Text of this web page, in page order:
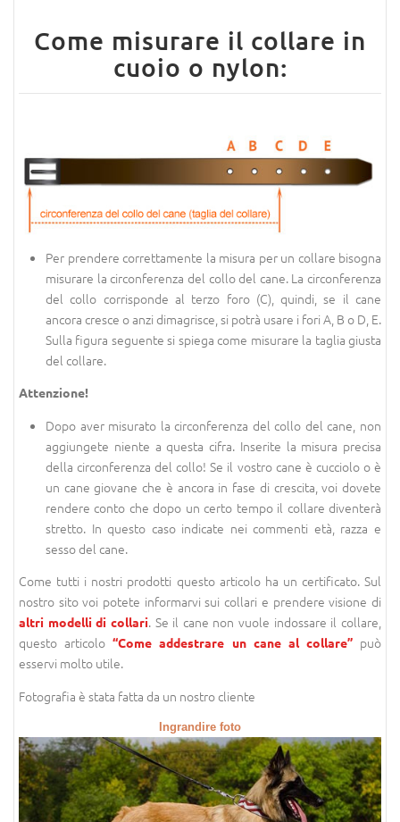
Come misurare il collare in
cuoio o nylon:
Per prendere correttamente la misura per un collare bisogna
misurare la circonferenza del collo del cane. La circonferenza
del collo corrisponde al terzo foro (C), quindi, se il cane
ancora cresce o anzi dimagrisce, si potrà usare i fori A, B o D, E.
Sulla figura seguente si spiega come misurare la taglia giusta
del collare.
Attenzione!
Dopo aver misurato la circonferenza del collo del cane, non
aggiungete niente a questa cifra. Inserite la misura precisa
della circonferenza del collo! Se il vostro cane è cucciolo o è
un cane giovane che è ancora in fase di crescita, voi dovete
rendere conto che dopo un certo tempo il collare diventerà
stretto. In questo caso indicate nei commenti età, razza e
sesso del cane.
Come tutti i nostri prodotti questo articolo ha un certificato. Sul
nostro sito voi potete informarvi sui collari e prendere visione di
altri modelli di collari. Se il cane non vuole indossare il collare,
questo articolo“Come addestrare un cane al collare”può
esservi molto utile.
Fotografia è stata fatta da un nostro cliente
Ingrandire foto